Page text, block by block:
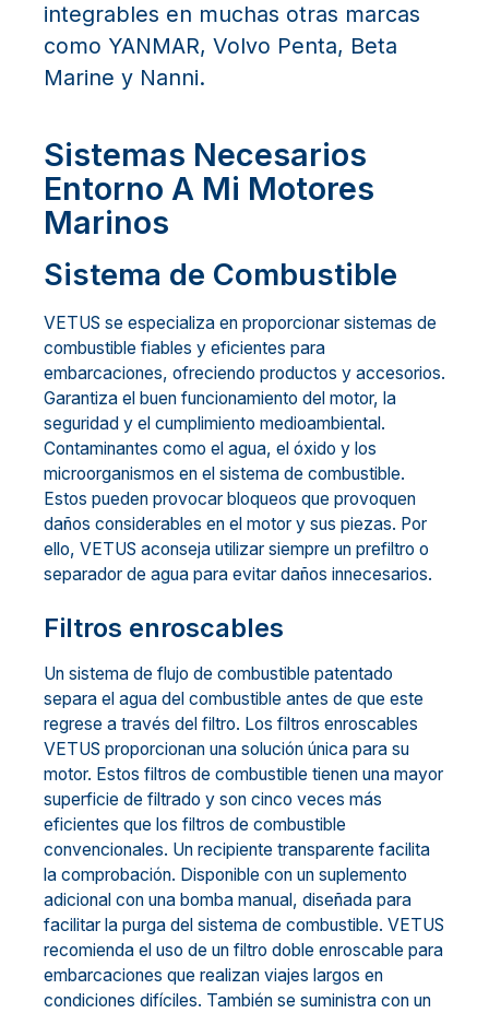
integrables en muchas otras marcas
como YANMAR, Volvo Penta, Beta
Marine y Nanni.
Sistemas Necesarios
Entorno A Mi Motores
Marinos
Sistema de Combustible
VETUS se especializa en proporcionar sistemas de
combustible fiables y eficientes para
embarcaciones, ofreciendo productos y accesorios.
Garantiza el buen funcionamiento del motor, la
seguridad y el cumplimiento medioambiental.
Contaminantes como el agua, el óxido y los
microorganismos en el sistema de combustible.
Estos pueden provocar bloqueos que provoquen
daños considerables en el motor y sus piezas. Por
ello, VETUS aconseja utilizar siempre un prefiltro o
separador de agua para evitar daños innecesarios.
Filtros enroscables
Un sistema de flujo de combustible patentado
separa el agua del combustible antes de que este
regrese a través del filtro. Los filtros enroscables
VETUS proporcionan una solución única para su
motor. Estos filtros de combustible tienen una mayor
superficie de filtrado y son cinco veces más
eficientes que los filtros de combustible
convencionales. Un recipiente transparente facilita
la comprobación. Disponible con un suplemento
adicional con una bomba manual, diseñada para
facilitar la purga del sistema de combustible. VETUS
recomienda el uso de un filtro doble enroscable para
embarcaciones que realizan viajes largos en
condiciones difíciles. También se suministra con un